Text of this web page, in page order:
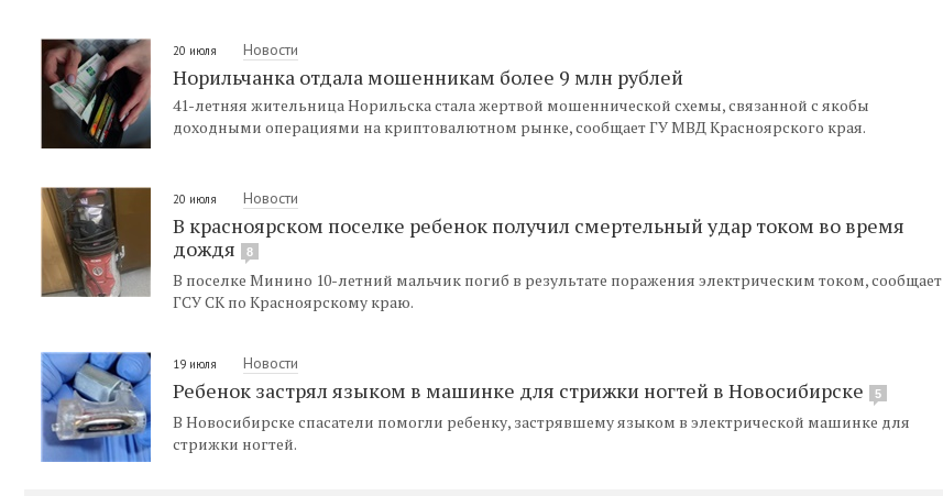
20 июля Новости
Норильчанка отдала мошенникам более 9 млн рублей
41-летняя жительница Норильска стала жертвой мошеннической схемы, связанной с якобы
доходными операциями на криптовалютном рынке, сообщает ГУ МВД Красноярского края.
20 июля Новости
В красноярском поселке ребенок получил смертельный удар током во время
дождя
8
В поселке Минино 10-летний мальчик погиб в результате поражения электрическим током, сообщает
ГСУ СК по Красноярскому краю.
19 июля Новости
Ребенок застрял языком в машинке для стрижки ногтей в Новосибирске 5
В Новосибирске спасатели помогли ребенку, застрявшему языком в электрической машинке для
стрижки ногтей.